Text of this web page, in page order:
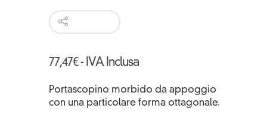
77,47€ - IVA Inclusa
Portascopino morbido da appoggio
con una particolare forma ottagonale.